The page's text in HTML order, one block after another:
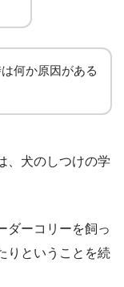
何か原因がある
、犬のしつけの学
ダーコリーを飼っ
りということを続